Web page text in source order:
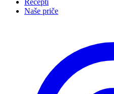
Recepti
Naše priče